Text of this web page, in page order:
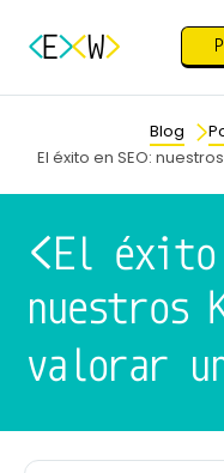
E W
Blog
El éxito en SEO:
El éxito
nuestros
valorar